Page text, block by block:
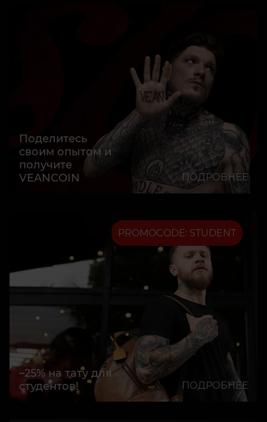
Поделитесь
своим опытом и
получите
VEANCOIN
ПОДРОБНЕЕ
PROMOCODE: STUDENT
–25% на тату для
студентов!
ПОДРОБНЕЕ